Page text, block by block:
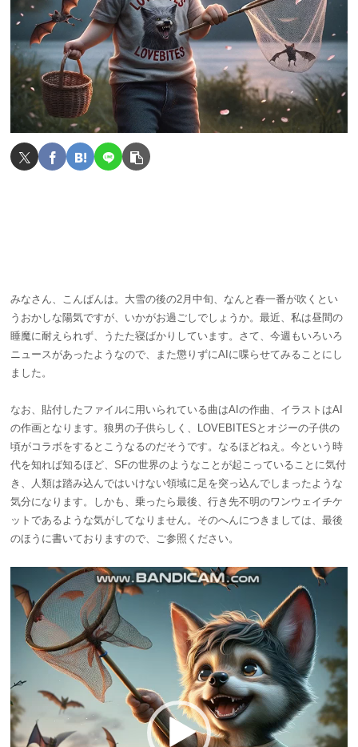
みなさん、こんばんは。大雪の後の2月中旬、なんと春一番が吹くとい
うおかしな陽気ですが、いかがお過ごしでしょうか。最近、私は昼間の
睡魔に耐えられず、うたた寝ばかりしています。 さて、今週もいろいろ
ニュースがあったようなので、また懲りずにAIに喋らせてみることにし
ました。
なお、貼付したファイルに用いられている曲はAIの作曲、イラストはAI
の作画となります。狼男の子供らしく、LOVEBITESとオジーの子供の
頃がコラボをするとこうなるのだそうです。なるほどねえ。今という時
代を知れば知るほど、SFの世界のようなことが起こっていることに気付
き、人類は踏み込んではいけない領域に足を突っ込んでしまったような
気分になります。しかも、乗ったら最後、行き先不明のワンウェイチケ
ットであるような気がしてなりません。そのへんにつきましては、最後
のほうに書いておりますので、ご参照ください。
画
ー